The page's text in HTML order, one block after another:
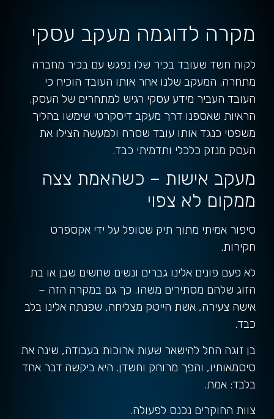
מקרה לדוגמה מעקב עסקי
לקוח חשד שעובד בכיר שלו נפגש עם בכיר מחברה
מתחרה. המעקב שלנו אחר אותו העובד הוכיח כי
העובד העביר מידע עסקי רגיש למתחרים של העסק.
הראיות שאספנו דרך מעקב דיסקרטי שימשו בהליך
משפטי כנגד אותו עובד שסרח ולמעשה הצילו את
העסק מנזק כלכלי ותדמיתי כבד.
מעקב אישות – כשהאמת צצה
ממקום לא צפוי
סיפור אמיתי מתוך תיק שטופל על ידי אקספרט
חקירות.
לא פעם פונים אלינו גברים ונשים שחשים שבן או בת
הזוג שלהם מסתירים משהו. כך גם במקרה הזה –
אישה צעירה, אשת הייטק מצליחה, שפנתה אלינו בלב
כבד.
בן זוגה החל להישאר שעות ארוכות בעבודה, שינה את
סיסמאותיו, והפך מרוחק וחשדן. היא ביקשה דבר אחד
בלבד: אמת.
צוות החוקרים נכנס לפעולה.